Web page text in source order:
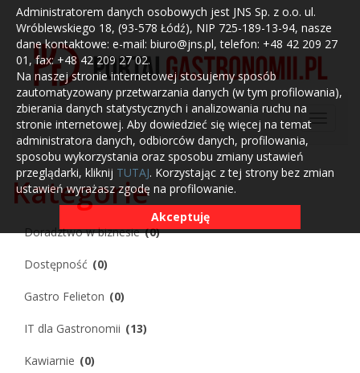
Administratorem danych osobowych jest JNS Sp. z o.o. ul.
Wróblewskiego 18, (93-578 Łódź), NIP 725-189-13-94, nasze
dane kontaktowe: e-mail: biuro@jns.pl, telefon: +48 42 209 27
01, fax: +48 42 209 27 02.
Na naszej stronie internetowej stosujemy sposób
zautomatyzowany przetwarzania danych (w tym profilowania),
zbierania danych statystycznych i analizowania ruchu na
stronie internetowej. Aby dowiedzieć się więcej na temat
administratora danych, odbiorców danych, profilowania,
sposobu wykorzystania oraz sposobu zmiany ustawień
przeglądarki, kliknij TUTAJ. Korzystając z tej strony bez zmian
ustawień wyrażasz zgodę na profilowanie.
Akceptuję
Kategorie
Doradztwo w biznesie(0)
Dostępność (0)
Gastro Felieton (0)
IT dla Gastronomii (13)
Kawiarnie (0)